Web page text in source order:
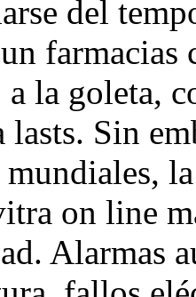
del
farmacias
la goleta,
lasts. Sin
mundiales,
on line
Alarmas